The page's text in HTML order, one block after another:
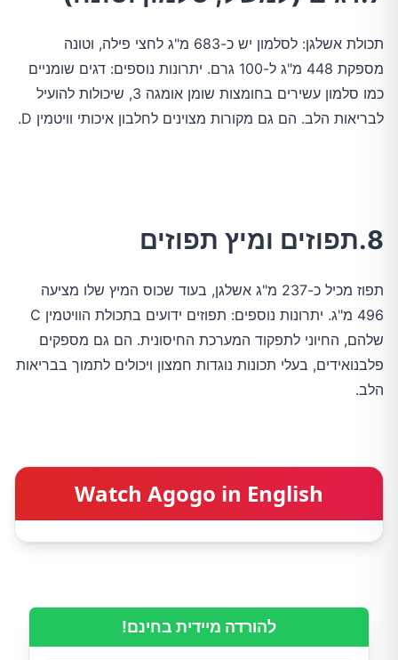
תכולת אשלגן: לסלמון יש כ-683 מ"ג לחצי פילה, וטונה
מספקת 448 מ"ג ל-100 גרם. יתרונות נוספים: דגים שומניים
כמו סלמון עשירים בחומצות שומן אומגה 3, שיכולות להועיל
לבריאות הלב. הם גם מקורות מצוינים לחלבון איכותי וויטמין D.
8.תפוזים ומיץ תפוזים
תפוז מכיל כ-237 מ"ג אשלגן, בעוד שכוס המיץ שלו מציעה
496 מ"ג. יתרונות נוספים: תפוזים ידועים בתכולת הוויטמין C
שלהם, החיוני לתפקוד המערכת החיסונית. הם גם מספקים
פלבנואידים, בעלי תכונות נוגדות חמצון ויכולים לתמוך בבריאות
הלב.
Watch Agogo in English
להורדה מיידית בחינם!